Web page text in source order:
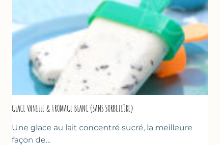
GLACE VANILLE & FROMAGE BLANC (SANS SORBETIÈRE)
Une glace au lait concentré sucré, la meilleure
façon de…